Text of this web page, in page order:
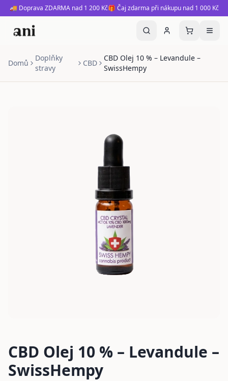
🚚 Doprava ZDARMA nad 1 200 Kč🎁 Čaj zdarma při nákupu nad 1 000 Kč
Domů
Doplňky
stravy
CBD
CBD Olej 10 % – Levandule –
SwissHempy
CBD Olej 10 % – Levandule –
SwissHempy